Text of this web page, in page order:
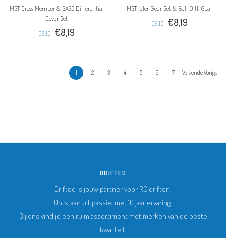
MST Cross Member & SA25 Differential
Cover Set
€9,10 €8,19
MST Idler Gear Set & Ball Diff. Gear
€9,10 €8,19
1 2 3 4 5 6 7 Volgende Vorige
DRIFTED
Drifted is jouw partner voor RC driften.
Ontstaan uit passie, met 10 jaar ervaring.
Bij ons vind je een ruim assortiment met merken van de beste
kwaliteit.